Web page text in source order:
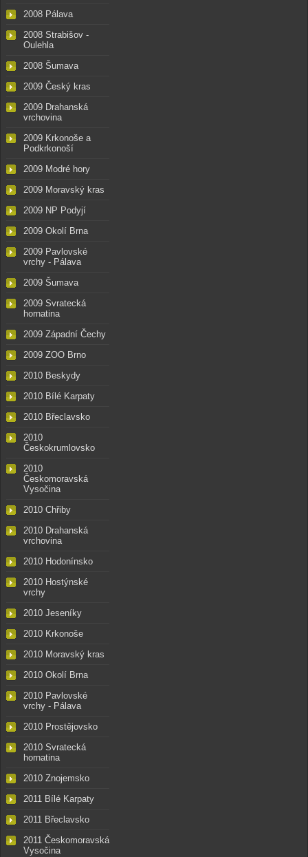
2008 Pálava
2008 Strabišov -
Oulehla
2008 Šumava
2009 Český kras
2009 Drahanská
vrchovina
2009 Krkonoše a
Podkrkonoší
2009 Modré hory
2009 Moravský kras
2009 NP Podyjí
2009 Okolí Brna
2009 Pavlovské
vrchy - Pálava
2009 Šumava
2009 Svratecká
hornatina
2009 Západní Čechy
2009 ZOO Brno
2010 Beskydy
2010 Bílé Karpaty
2010 Břeclavsko
2010
Českokrumlovsko
2010
Českomoravská
Vysočina
2010 Chřiby
2010 Drahanská
vrchovina
2010 Hodonínsko
2010 Hostýnské
vrchy
2010 Jeseníky
2010 Krkonoše
2010 Moravský kras
2010 Okolí Brna
2010 Pavlovské
vrchy - Pálava
2010 Prostějovsko
2010 Svratecká
hornatina
2010 Znojemsko
2011 Bílé Karpaty
2011 Břeclavsko
2011 Českomoravská
Vysočina